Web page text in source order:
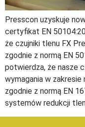
Presscon uzyskuje
certyfikat EN
że czujniki tlenu FX
zgodnie z normą EN
potwierdza, że nasze
wymagania w
zgodnie z normą EN
systemów redukcji